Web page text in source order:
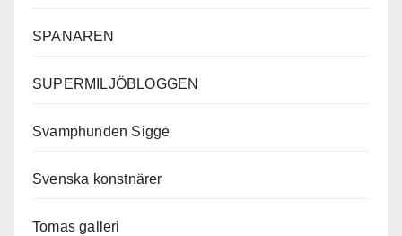
SPANAREN
SUPERMILJÖBLOGGEN
Svamphunden Sigge
Svenska konstnärer
Tomas galleri